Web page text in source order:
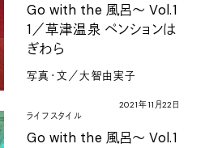
Go with the 風呂〜 Vol.1
1／草津温泉 ペンションは
ぎわら
写真・文／大智由実子
2021年11 月22日
ライフスタイル
Go with the 風呂〜 Vol.1